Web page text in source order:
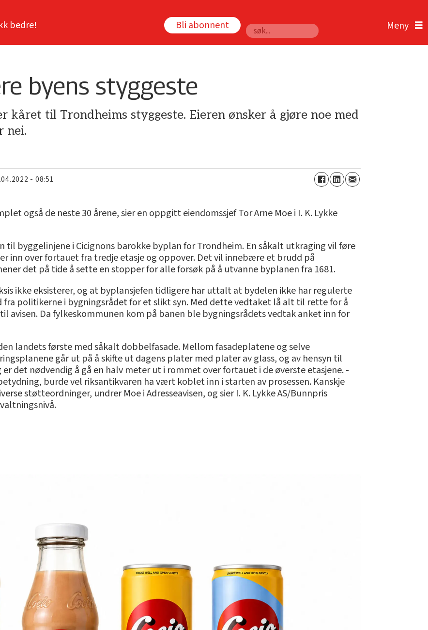
bedre! Bli abonnent
Søk
byens styggeste
kåret til Trondheims styggeste. Eieren ønsker å gjøre noe med
nei.
- 08:51
også de neste 30 årene, sier en oppgitt eiendomssjef Tor Arne Moe i I. K. Lykke
til byggelinjene i Cicignons barokke byplan for Trondheim. En såkalt utkraging vil føre
inn over fortauet fra tredje etasje og oppover. Det vil innebære et brudd på
det på tide å sette en stopper for alle forsøk på å utvanne byplanen fra 1681.
ikke eksisterer, og at byplansjefen tidligere har uttalt at bydelen ikke har regulerte
fra politikerne i bygningsrådet for et slikt syn. Med dette vedtaket lå alt til rette for å
avisen. Da fylkeskommunen kom på banen ble bygningsrådets vedtak anket inn for
landets første med såkalt dobbelfasade. Mellom fasadeplatene og selve
går ut på å skifte ut dagens plater med plater av glass, og av hensyn til
det nødvendig å gå en halv meter ut i rommet over fortauet i de øverste etasjene. -
burde vel riksantikvaren ha vært koblet inn i starten av prosessen. Kanskje
støtteordninger, undrer Moe i Adresseavisen, og sier I. K. Lykke AS/Bunnpris